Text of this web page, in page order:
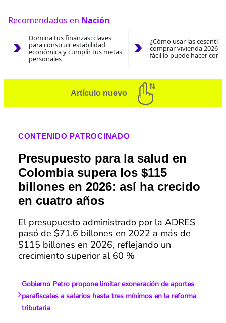
Recomendados en Nación
Domina tus finanzas: claves
para construir estabilidad
económica y cumplir tus metas
personales
¿Cómo usar las
comprar vivienda 2026?
fácil lo puede hacer con
Artículo nuevo
CONTENIDO PATROCINADO
Presupuesto para la salud en
Colombia supera los $115
billones en 2026: así ha crecido
en cuatro años
El presupuesto administrado por la ADRES
pasó de $71,6 billones en 2022 a más de
$115 billones en 2026, reflejando un
crecimiento superior al 60 %
Gobierno Petro propone limitar exoneración de aportes
parafiscales a salarios hasta tres mínimos en la reforma
tributaria